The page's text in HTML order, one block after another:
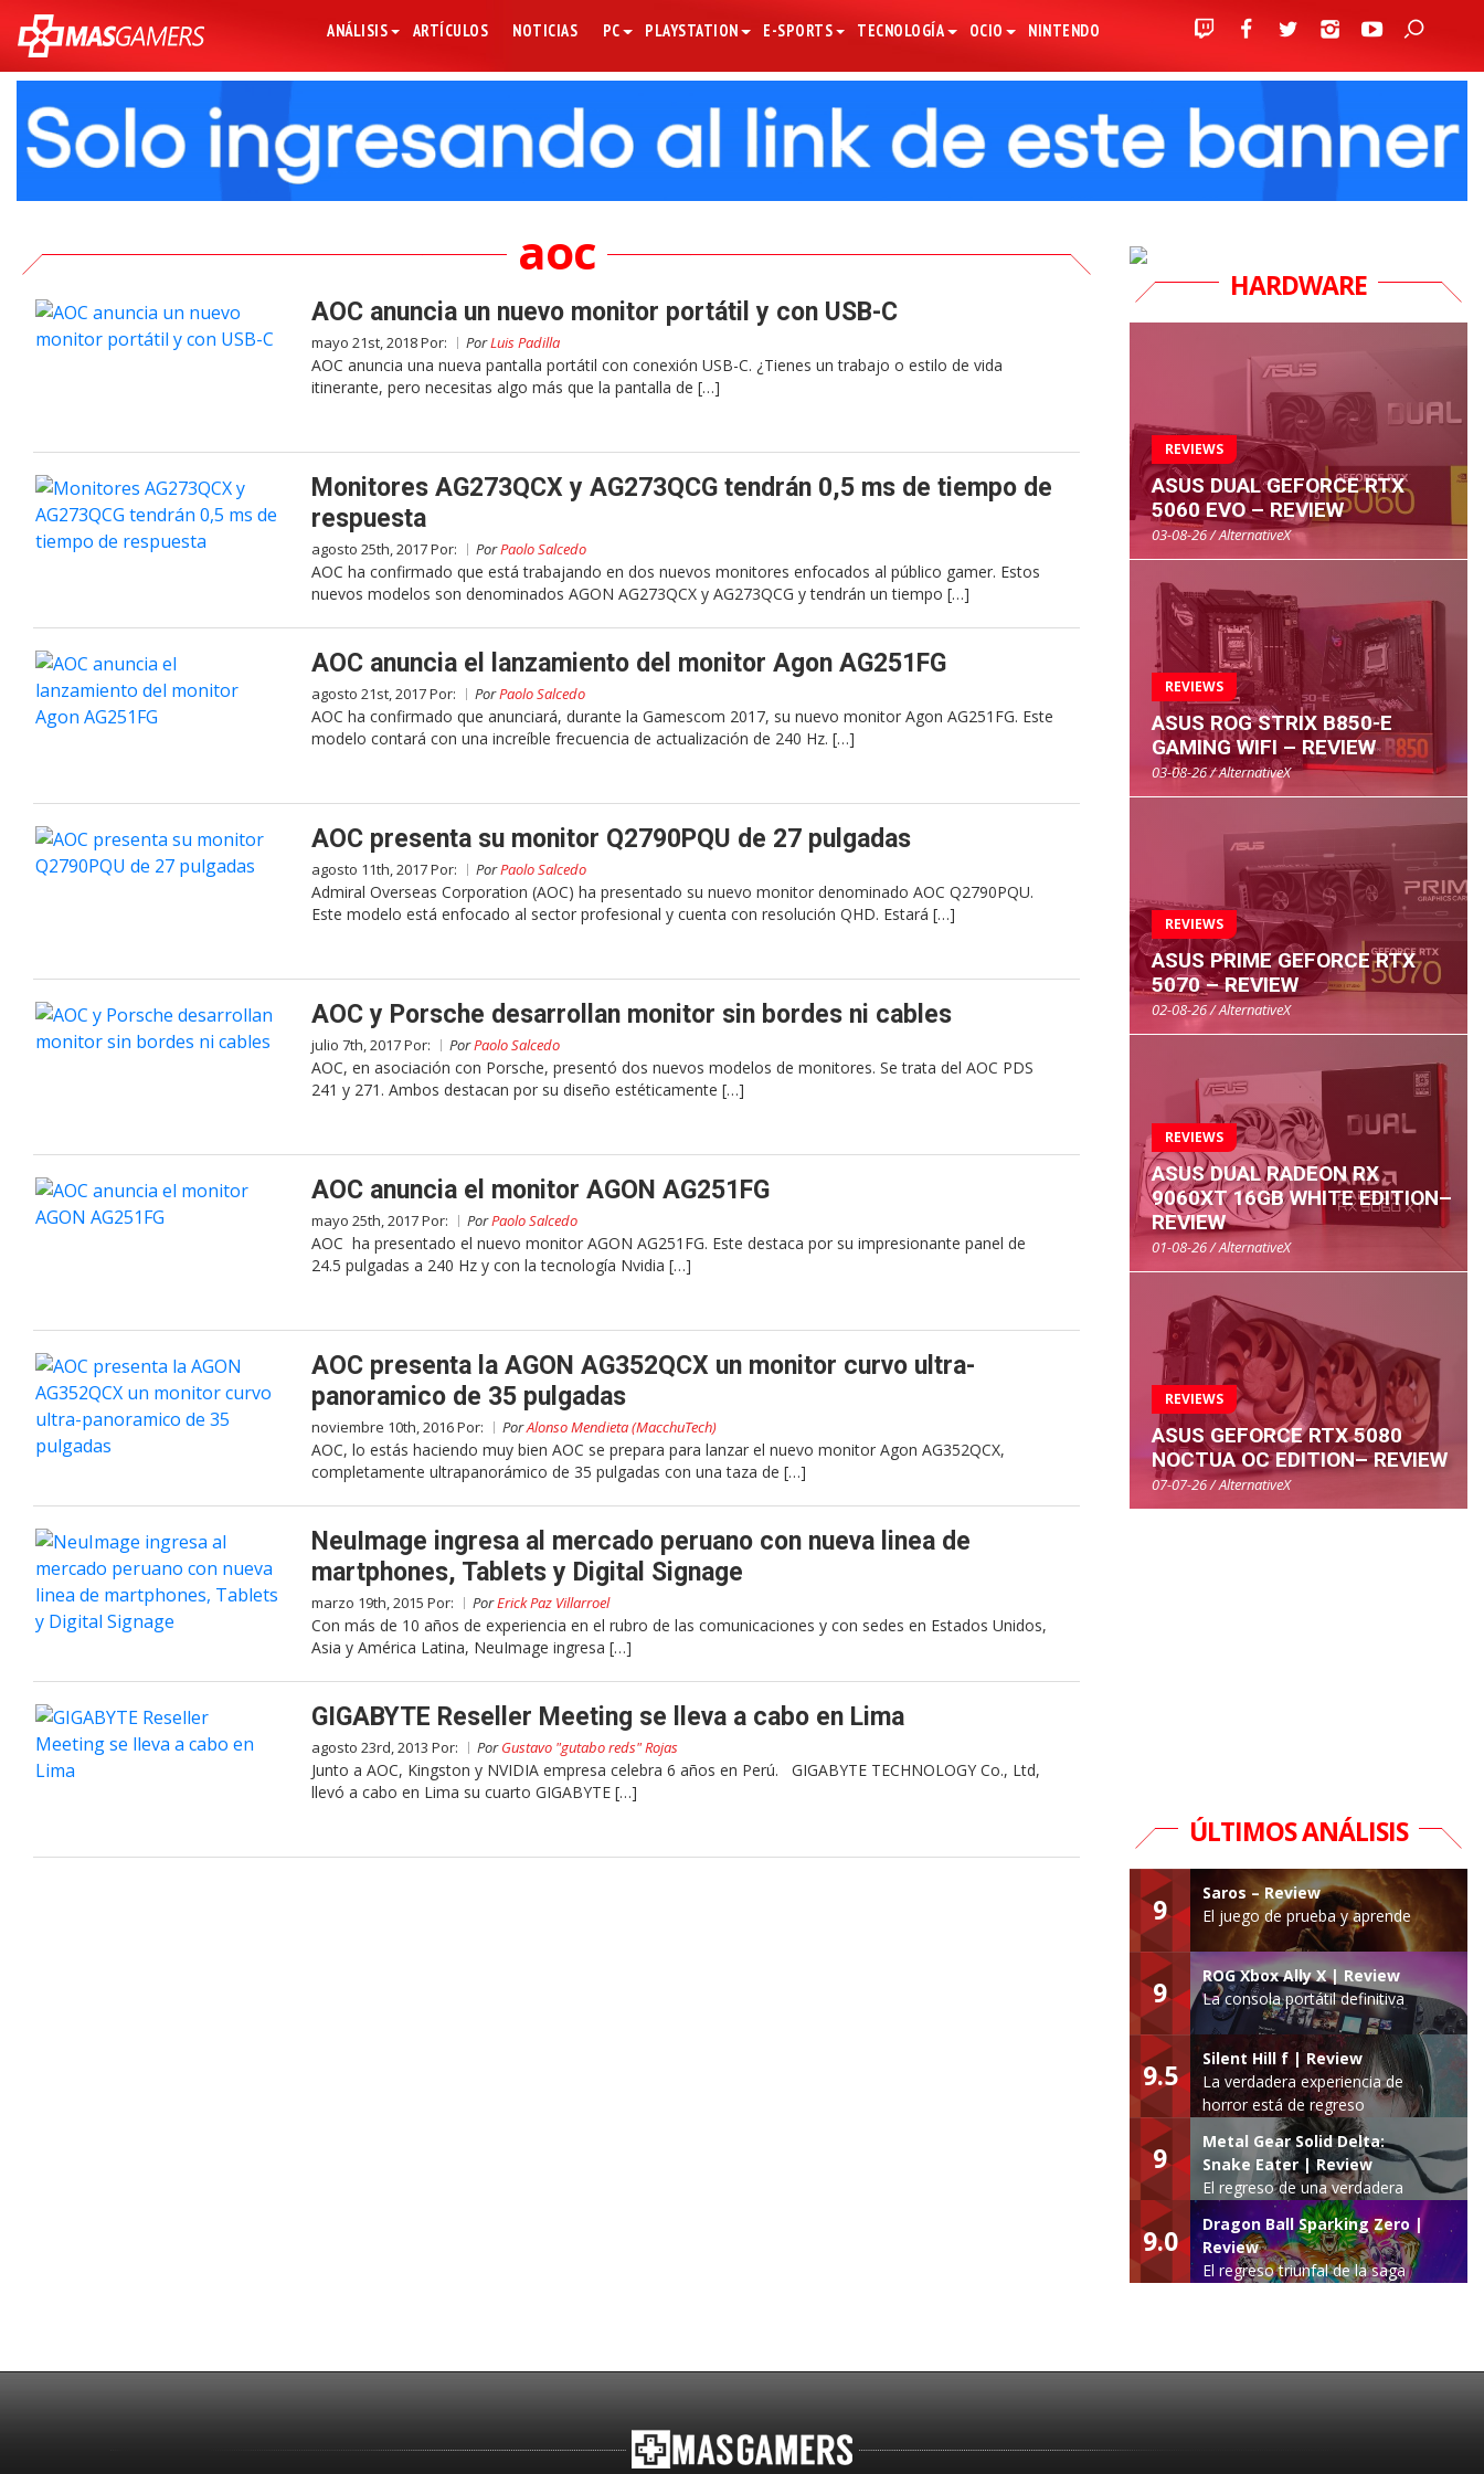
ANÁLISIS ARTÍCULOS NOTICIAS PC PLAYSTATION E-SPORTS TECNOLOGÍA OCIO NINTENDO
aoc
AOC anuncia un nuevo monitor portátil y con USB-C
mayo 21st, 2018 Por: PorLuis Padilla
AOC anuncia una nueva pantalla portátil con conexión USB-C. ¿Tienes un trabajo o estilo de vida
itinerante, pero necesitas algo más que la pantalla de […]
Monitores AG273QCX y AG273QCG tendrán 0,5 ms de tiempo de
respuesta
agosto 25th, 2017 Por: PorPaolo Salcedo
AOC ha confirmado que está trabajando en dos nuevos monitores enfocados al público gamer. Estos
nuevos modelos son denominados AGON AG273QCX y AG273QCG y tendrán un tiempo […]
AOC anuncia el lanzamiento del monitor Agon AG251FG
agosto 21st, 2017 Por: PorPaolo Salcedo
AOC ha confirmado que anunciará, durante la Gamescom 2017, su nuevo monitor Agon AG251FG. Este
modelo contará con una increíble frecuencia de actualización de 240 Hz. […]
AOC presenta su monitor Q2790PQU de 27 pulgadas
agosto 11th, 2017 Por: PorPaolo Salcedo
Admiral Overseas Corporation (AOC) ha presentado su nuevo monitor denominado AOC Q2790PQU.
Este modelo está enfocado al sector profesional y cuenta con resolución QHD. Estará […]
AOC y Porsche desarrollan monitor sin bordes ni cables
julio 7th, 2017 Por: PorPaolo Salcedo
AOC, en asociación con Porsche, presentó dos nuevos modelos de monitores. Se trata del AOC PDS
241 y 271. Ambos destacan por su diseño estéticamente […]
AOC anuncia el monitor AGON AG251FG
mayo 25th, 2017 Por: PorPaolo Salcedo
AOC ha presentado el nuevo monitor AGON AG251FG. Este destaca por su impresionante panel de
24.5 pulgadas a 240 Hz y con la tecnología Nvidia […]
AOC presenta la AGON AG352QCX un monitor curvo ultra-
panoramico de 35 pulgadas
noviembre 10th, 2016 Por: PorAlonso Mendieta (MacchuTech)
AOC, lo estás haciendo muy bien AOC se prepara para lanzar el nuevo monitor Agon AG352QCX,
completamente ultrapanorámico de 35 pulgadas con una taza de […]
NeuImage ingresa al mercado peruano con nueva linea de
martphones, Tablets y Digital Signage
marzo 19th, 2015 Por: PorErick Paz Villarroel
Con más de 10 años de experiencia en el rubro de las comunicaciones y con sedes en Estados Unidos,
Asia y América Latina, NeuImage ingresa […]
GIGABYTE Reseller Meeting se lleva a cabo en Lima
agosto 23rd, 2013 Por: PorGustavo "gutabo reds" Rojas
Junto a AOC, Kingston y NVIDIA empresa celebra 6 años en Perú. GIGABYTE TECHNOLOGY Co., Ltd,
llevó a cabo en Lima su cuarto GIGABYTE […]
HARDWARE
REVIEWS
ASUS DUAL GEFORCE RTX
5060 EVO – REVIEW
03-08-26 / AlternativeX
REVIEWS
ASUS ROG STRIX B850-E
GAMING WIFI – REVIEW
03-08-26 / AlternativeX
REVIEWS
ASUS PRIME GEFORCE RTX
5070 – REVIEW
02-08-26 / AlternativeX
REVIEWS
ASUS DUAL RADEON RX
9060XT 16GB WHITE EDITION–
REVIEW
01-08-26 / AlternativeX
REVIEWS
ASUS GEFORCE RTX 5080
NOCTUA OC EDITION– REVIEW
07-07-26 / AlternativeX
ÚLTIMOS ANÁLISIS
9
Saros – Review
El juego de prueba y aprende
9
ROG Xbox Ally X | Review
La consola portátil definitiva
9.5
Silent Hill f | Review
La verdadera experiencia de
horror está de regreso
9
Metal Gear Solid Delta:
Snake Eater | Review
El regreso de una verdadera
leyenda
9.0
Dragon Ball Sparking Zero |
Review
El regreso triunfal de la saga